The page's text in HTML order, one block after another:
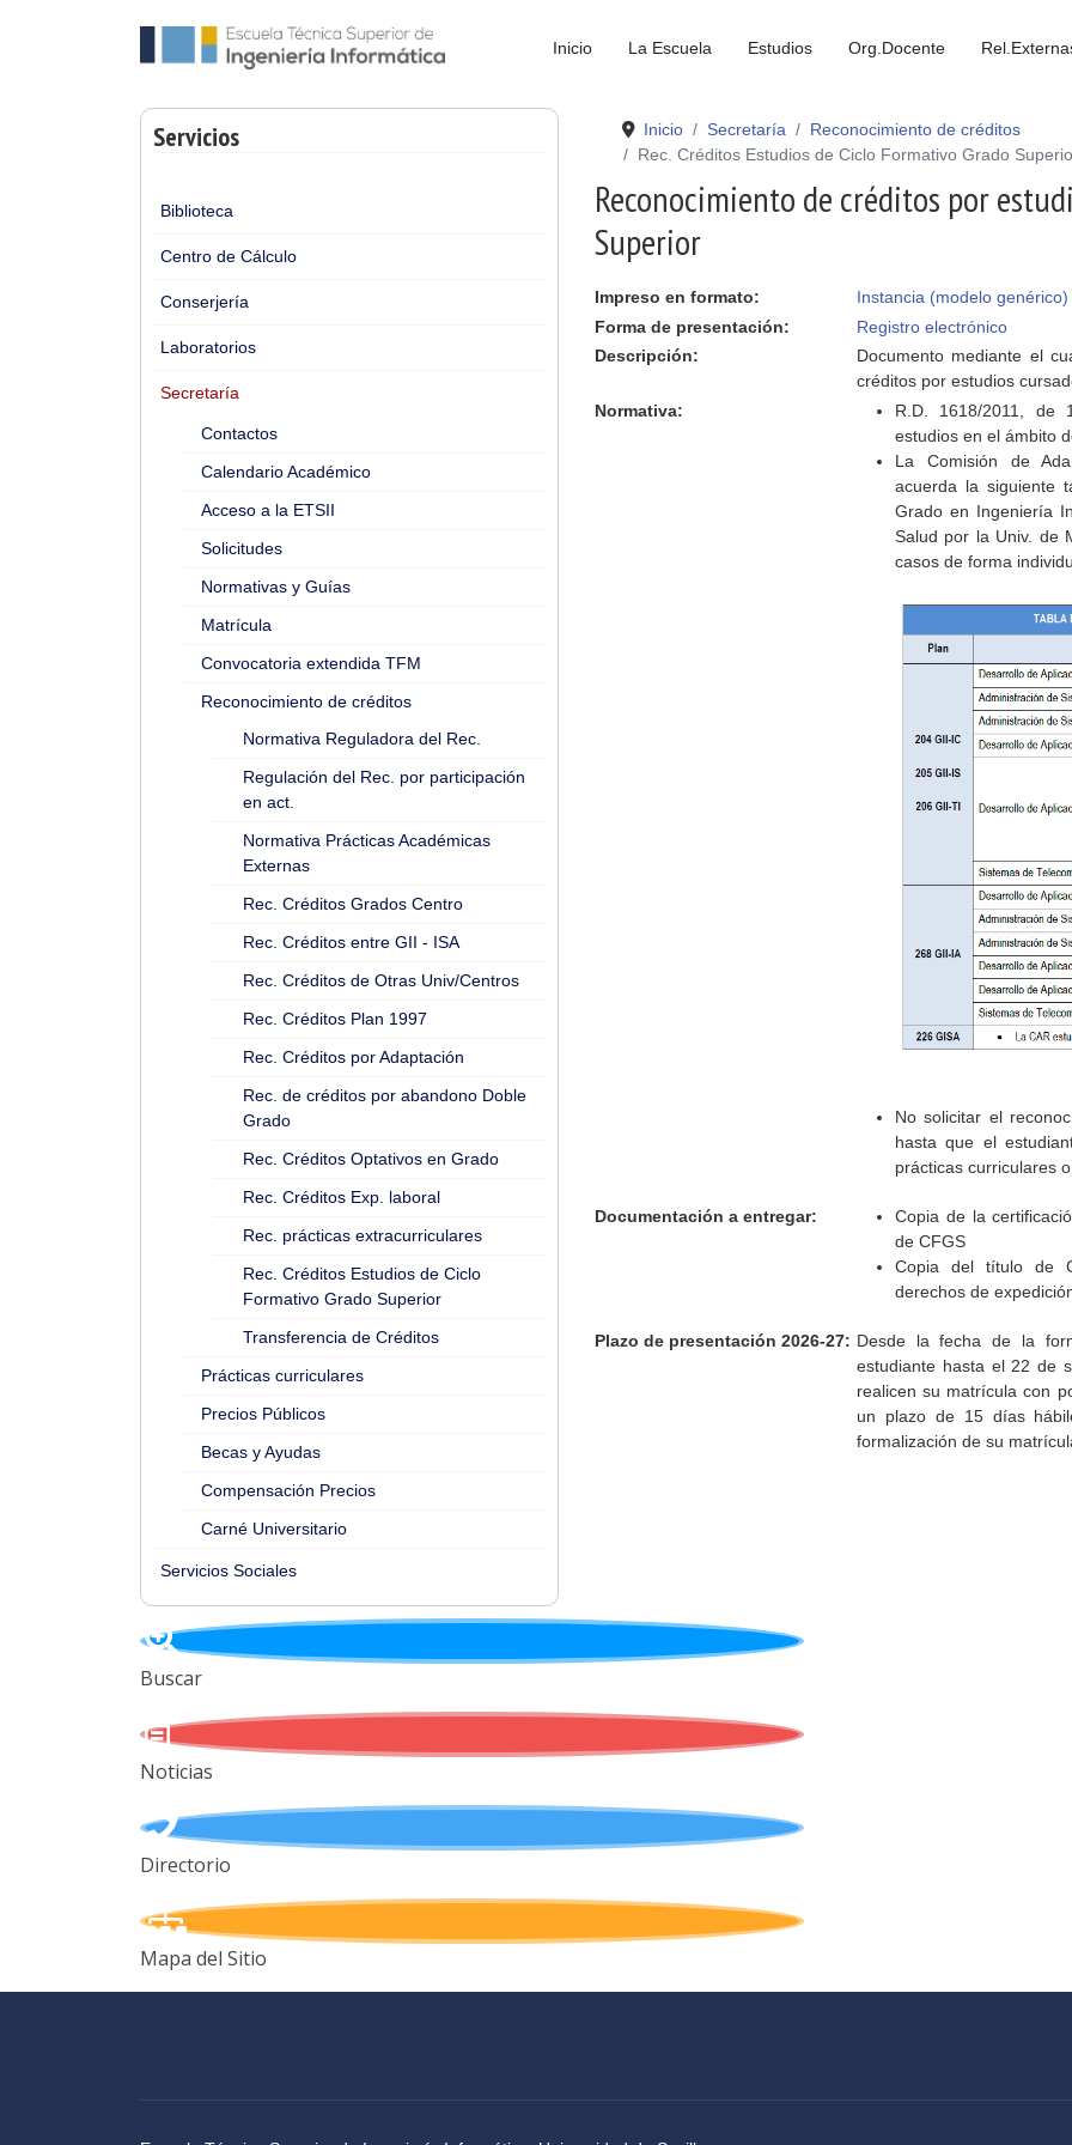
Inicio La Escuela Estudios Org.Docente
Servicios
Biblioteca
Centro de Cálculo
Conserjería
Laboratorios
Secretaría
Contactos
Calendario Académico
Acceso a la ETSII
Solicitudes
Normativas y Guías
Matrícula
Convocatoria extendida TFM
Reconocimiento de créditos
Normativa Reguladora del Rec.
Regulación del Rec. por participación
en act.
Normativa Prácticas Académicas
Externas
Rec. Créditos Grados Centro
Rec. Créditos entre GII - ISA
Rec. Créditos de Otras Univ/Centros
Rec. Créditos Plan 1997
Rec. Créditos por Adaptación
Rec. de créditos por abandono Doble
Grado
Rec. Créditos Optativos en Grado
Rec. Créditos Exp. laboral
Rec. prácticas extracurriculares
Rec. Créditos Estudios de Ciclo
Formativo Grado Superior
Transferencia de Créditos
Prácticas curriculares
Precios Públicos
Becas y Ayudas
Compensación Precios
Carné Universitario
Servicios Sociales
Inicio Secretaría
Reconocimiento de créditos
Rec. Créditos Estudios de Ciclo Formativo Grado
Reconocimiento de créditos por
Superior
Impreso en formato:
Instancia (modelo genérico)
Forma de presentación:
Registro electrónico
Descripción:
Documento mediante el
créditos por estudios
Normativa:
R.D. 1618/2011, de
estudios en el ámbito
La Comisión de
acuerda la siguiente
Grado en Ingeniería
Salud por la Univ. de
casos de forma
No solicitar el
hasta que el
prácticas curriculares
Documentación a entregar:
Copia de la
de CFGS
Copia del título de
derechos de
Plazo de presentación 2026-27: Desde la fecha de la
estudiante hasta el 22 de
realicen su matrícula con
un plazo de 15 días
formalización de su
Buscar
Noticias
Directorio
Mapa del Sitio